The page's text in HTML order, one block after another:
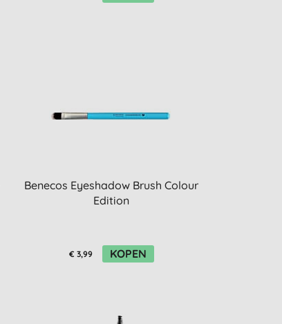
Benecos Eyeshadow Brush Colour
Edition
€ 3,99 KOPEN